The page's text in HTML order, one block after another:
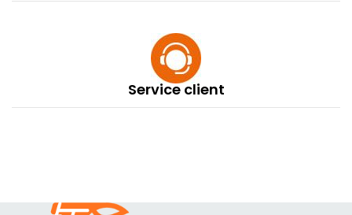
Service client